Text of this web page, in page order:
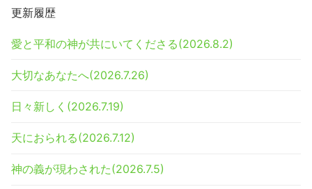
更新履歴
愛と平和の神が共にいてくださる(2026.8.2)
大切なあなたへ(2026.7.26)
日々新しく(2026.7.19)
天におられる(2026.7.12)
神の義が現わされた(2026.7.5)